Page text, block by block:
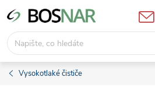
Přejít
na
obsah
Vysokotlaké čističe